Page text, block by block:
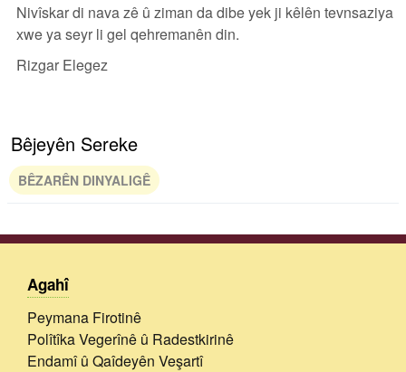
Nivîskar di nava zê û ziman da dibe yek ji kêlên tevnsaziya
xwe ya seyr li gel qehremanên din.
Rizgar Elegez
Bêjeyên Sereke
BÊZARÊN DINYALIGÊ
Agahî
Peymana Firotinê
Polîtîka Vegerînê û Radestkirinê
Endamî û Qaîdeyên Veşartî